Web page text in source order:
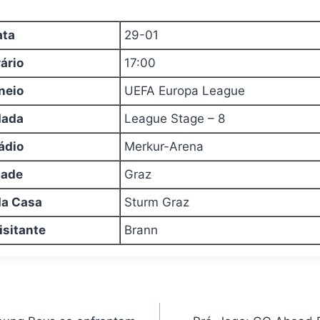
29-01
17:00
UEFA Europa League
League Stage – 8
Merkur-Arena
Graz
Casa
Sturm Graz
Brann